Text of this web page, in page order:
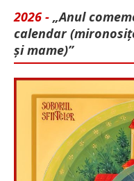
2026 - „Anul
calendar
și mame)”